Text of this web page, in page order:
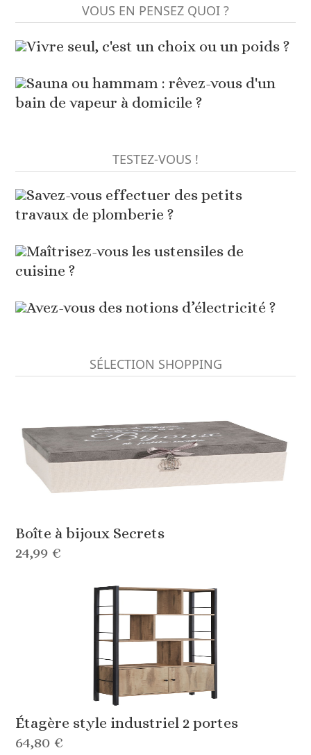
VOUS EN PENSEZ QUOI ?
Vivre seul, c'est un choix ou un poids ?
Sauna ou hammam : rêvez-vous d'un
bain de vapeur à domicile ?
TESTEZ-VOUS !
Savez-vous effectuer des petits
travaux de plomberie ?
Maîtrisez-vous les ustensiles de
cuisine ?
Avez-vous des notions d’électricité ?
SÉLECTION SHOPPING
Boîte à bijoux Secrets
24,99 €
Étagère style industriel 2 portes
64,80 €